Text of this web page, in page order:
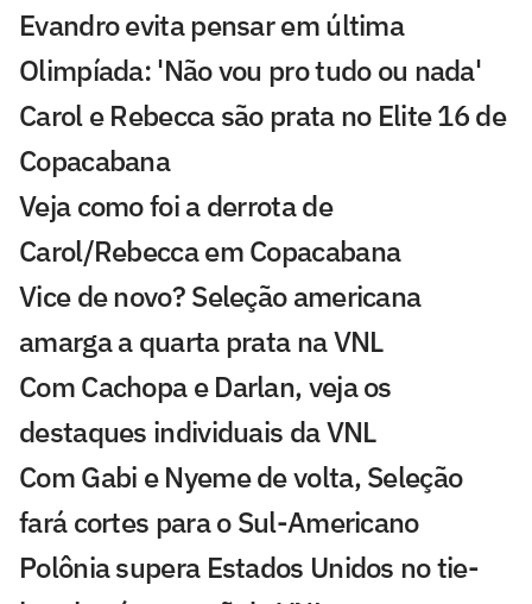
Evandro evita pensar em última
Olimpíada: 'Não vou pro tudo ou nada'
Carol e Rebecca são prata no Elite 16 de
Copacabana
Veja como foi a derrota de
Carol/Rebecca em Copacabana
Vice de novo? Seleção americana
amarga a quarta prata na VNL
Com Cachopa e Darlan, veja os
destaques individuais da VNL
Com Gabi e Nyeme de volta, Seleção
fará cortes para o Sul-Americano
Polônia supera Estados Unidos no tie-